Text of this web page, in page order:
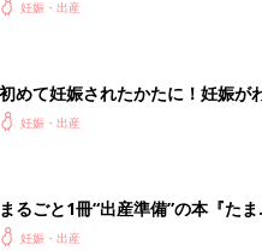
るだけで得する事とは
PR（イエウール）